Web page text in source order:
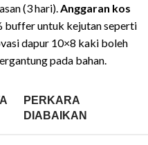
(3 hari). Anggaran kos
buffer untuk kejutan seperti
dapur 10×8 kaki boleh
pada bahan.
PERKARA
DIABAIKAN